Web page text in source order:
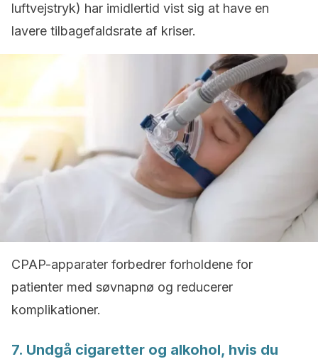
luftvejstryk) har imidlertid vist sig at have en
lavere tilbagefaldsrate af kriser.
CPAP-apparater forbedrer forholdene for
patienter med søvnapnø og reducerer
komplikationer.
7. Undgå cigaretter og alkohol, hvis du